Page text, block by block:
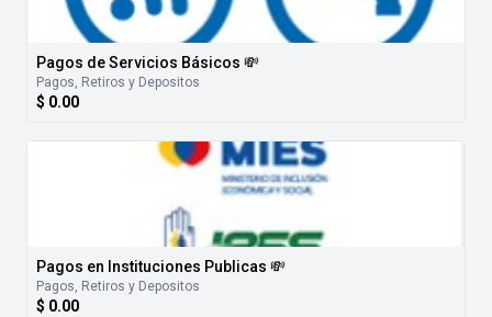
Pagos de Servicios Básicos 💸
Pagos, Retiros y Depositos
$ 0.00
Pagos en Instituciones Publicas 💸
Pagos, Retiros y Depositos
$ 0.00